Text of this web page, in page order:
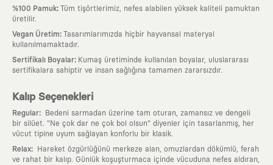
%100 Pamuk:
Tüm tişörtlerimiz, nefes alabilen yüksek kaliteli pamuktan
üretilir.
Vegan Üretim:
Tasarımlarımızda hiçbir hayvansal materyal
kullanılmamaktadır.
Sertifikalı Boyalar: Kumaş üretiminde kullanılan boyalar, uluslararası
sertifikalara sahiptir ve insan sağlığına tamamen zararsızdır.
Kalıp Seçenekleri
Regular:
Bedeni sarmadan üzerine tam oturan, zamansız ve dengeli
bir silüet. "Ne çok dar ne çok bol olsun" diyenler için tasarlanmış, her
vücut tipine uyum sağlayan konforlu bir klasik.
Relax:
Hareket özgürlüğünü merkeze alan, omuzlardan dökümlü, ferah
ve rahat bir kalıp. Günlük koşuşturmaca içinde vücuduna nefes aldıran,